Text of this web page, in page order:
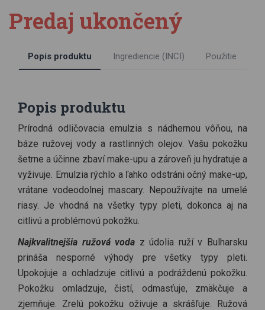
Predaj ukončený
Popis produktu Ingrediencie (INCI) Použitie
Popis produktu
Prírodná odličovacia emulzia s nádhernou vôňou, na
báze ružovej vody a rastlinných olejov. Vašu pokožku
šetrne a účinne zbaví make-upu a zároveň ju hydratuje a
vyživuje. Emulzia rýchlo a ľahko odstráni očný make-up,
vrátane vodeodolnej mascary. Nepoužívajte na umelé
riasy. Je vhodná na všetky typy pleti, dokonca aj na
citlivú a problémovú pokožku.
Najkvalitnejšia ružová voda z údolia ruží v Bulharsku
prináša nesporné výhody pre všetky typy pleti.
Upokojuje a ochladzuje citlivú a podráždenú pokožku.
Pokožku omladzuje, čistí, odmasťuje, zmäkčuje a
zjemňuje. Zrelú pokožku oživuje a skrášľuje. Ružová